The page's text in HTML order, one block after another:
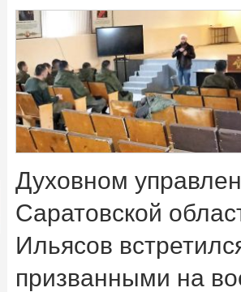
Духовном
Саратовской
Ильясов
призванными на